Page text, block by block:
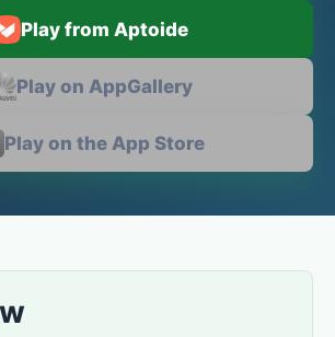
Play from Aptoide
Play on AppGallery
Play on the App Store